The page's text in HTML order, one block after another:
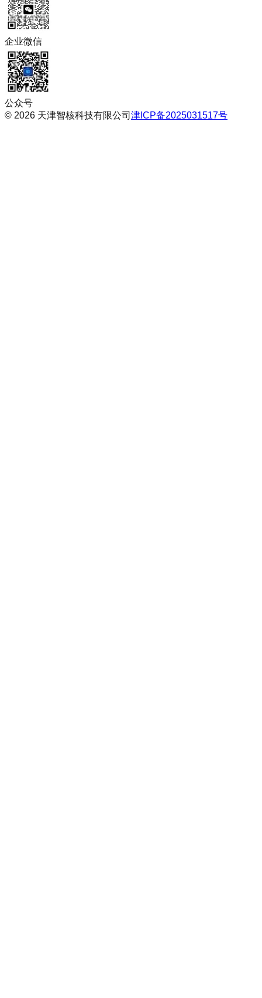
企业微信
公众号
© 2026 天津智核科技有限公司 津ICP备2025031517号